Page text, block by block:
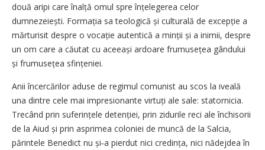
două aripi care înalță omul spre înțelegerea celor
dumnezeiești. Formația sa teologică și culturală de excepție a
mărturisit despre o vocație autentică a minții și a inimii, despre
un om care a căutat cu aceeași ardoare frumusețea gândului
și frumusețea sfințeniei.
Anii încercărilor aduse de regimul comunist au scos la iveală
una dintre cele mai impresionante virtuți ale sale: statornicia.
Trecând prin suferințele detenției, prin zidurile reci ale închisorii
de la Aiud și prin asprimea coloniei de muncă de la Salcia,
părintele Benedict nu și‑a pierdut nici credința, nici nădejdea în